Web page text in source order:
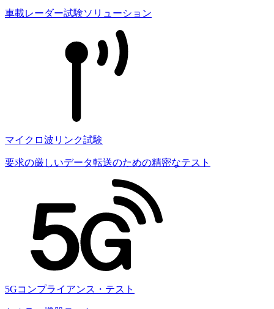
車載レーダー試験ソリューション
マイクロ波リンク試験
要求の厳しいデータ転送のための精密なテスト
5Gコンプライアンス・テスト